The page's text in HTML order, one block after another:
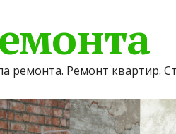
ремонта. Ремонт квартир.